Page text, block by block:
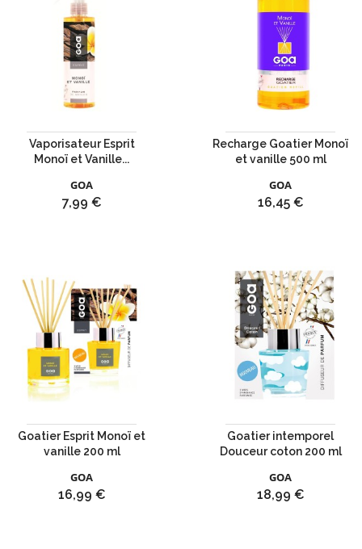
Vaporisateur Esprit
Monoï et Vanille...
GOA
Prix
7,99 €
Recharge Goatier Monoï
et vanille 500 ml
GOA
Prix
16,45 €
Goatier Esprit Monoï et
vanille 200 ml
GOA
Prix
16,99 €
Goatier intemporel
Douceur coton 200 ml
GOA
Prix
18,99 €